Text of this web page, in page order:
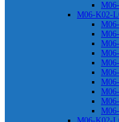
M06-K02-